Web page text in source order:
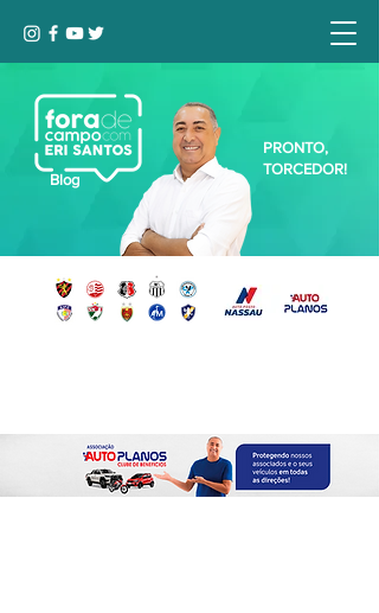
Blog
PRONTO,
TORCEDOR!